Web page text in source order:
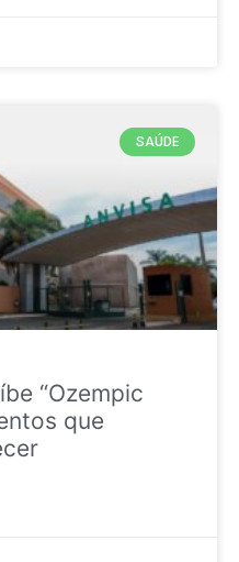
SAÚDE
“Ozempic
que